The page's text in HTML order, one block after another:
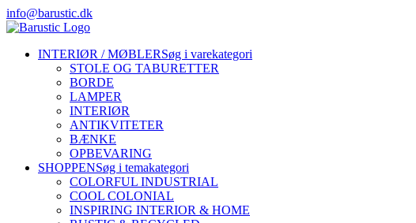
Skip
to
info@barustic.dk
instagram
facebook
pinterest
INTERIØR / MØBLERSøg i varekategori
STOLE OG TABURETTER
BORDE
LAMPER
INTERIØR
ANTIKVITETER
BÆNKE
OPBEVARING
SHOPPENSøg i temakategori
COLORFUL INDUSTRIAL
COOL COLONIAL
INSPIRING INTERIOR & HOME